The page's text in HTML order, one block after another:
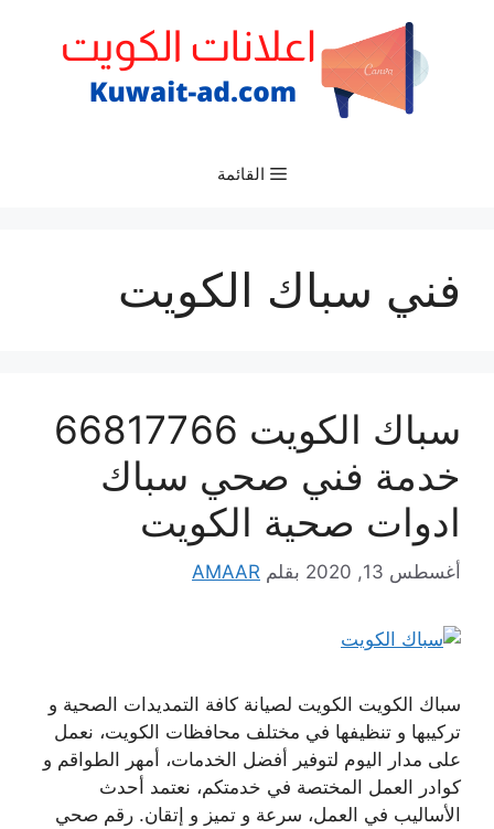
القائمة
فني سباك الكويت
سباك الكويت 66817766
خدمة فني صحي سباك
ادوات صحية الكويت
أغسطس 13, 2020 بقلم AMAAR
سباك الكويت الكويت لصيانة كافة التمديدات الصحية و
تركيبها و تنظيفها في مختلف محافظات الكويت، نعمل
على مدار اليوم لتوفير أفضل الخدمات، أمهر الطواقم و
كوادر العمل المختصة في خدمتكم، نعتمد أحدث
الأساليب في العمل، سرعة و تميز و إتقان. رقم صحي